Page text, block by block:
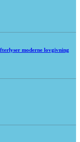
moderne lovgivning